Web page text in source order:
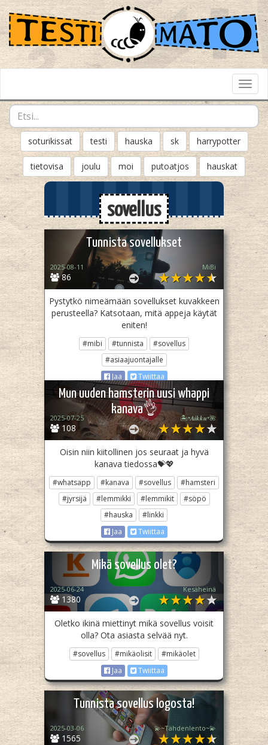
soturikissat testi hauska sk harrypotter
tietovisa joulu moi putoatjos hauskat
sovellus
Tunnista sovellukset
86
2025-08-11 MiBi
Pystytkö nimeämään sovellukset kuvakkeen
perusteella? Katsotaan, mitä appeja käytät
eniten!
#mibi #tunnista
#sovellus
#asiaajuontajalle
Jaa
Twiittaa
Mun uuden hamsterin uusi whappi
kanava👌
108
2025-07-25 🏝️•𝑨𝒊𝒌𝒌𝒖•🌺
Oisin niin kiitollinen jos seuraat ja hyvä
kanava tiedossa💝💖
#whatsapp #kanava #sovellus
#hamsteri
#jyrsijä
#lemmikki #lemmikit
#söpö
#hauska
#linkki
Jaa
Twiittaa
Mikä sovellus olet?
1380
2025-06-24 Kesäheinä
Oletko ikinä miettinyt mikä sovellus voisit
olla? Ota asiasta selvää nyt.
#sovellus #mikäolisit
#mikäolet
Jaa
Twiittaa
Tunnista sovellus logosta!
1565
2025-03-06 💫~Tähdenlento~💫